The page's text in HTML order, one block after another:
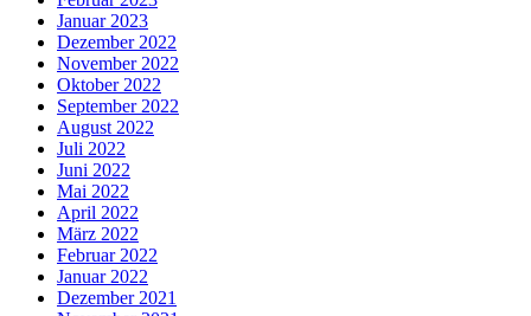
Januar 2023
Dezember 2022
November 2022
Oktober 2022
September 2022
August 2022
Juli 2022
Juni 2022
Mai 2022
April 2022
März 2022
Februar 2022
Januar 2022
Dezember 2021